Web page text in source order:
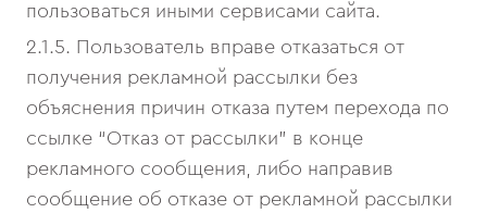
пользоваться иными сервисами сайта.
2.1.5. Пользователь вправе отказаться от
получения рекламной рассылки без
объяснения причин отказа путем перехода по
ссылке “Отказ от рассылки” в конце
рекламного сообщения, либо направив
сообщение об отказе от рекламной рассылки